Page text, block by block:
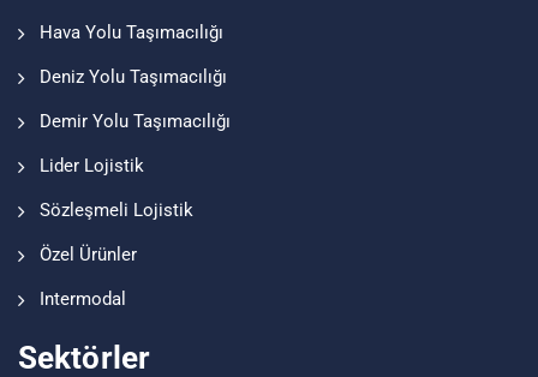
Hava Yolu Taşımacılığı
Deniz Yolu Taşımacılığı
Demir Yolu Taşımacılığı
Lider Lojistik
Sözleşmeli Lojistik
Özel Ürünler
Intermodal
Sektörler